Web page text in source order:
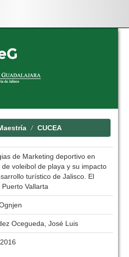
CUCEA
de Marketing deportivo en
de voleibol de playa y su impacto
turístico de Jalisco. El
Vallarta
Ocegueda, José Luis